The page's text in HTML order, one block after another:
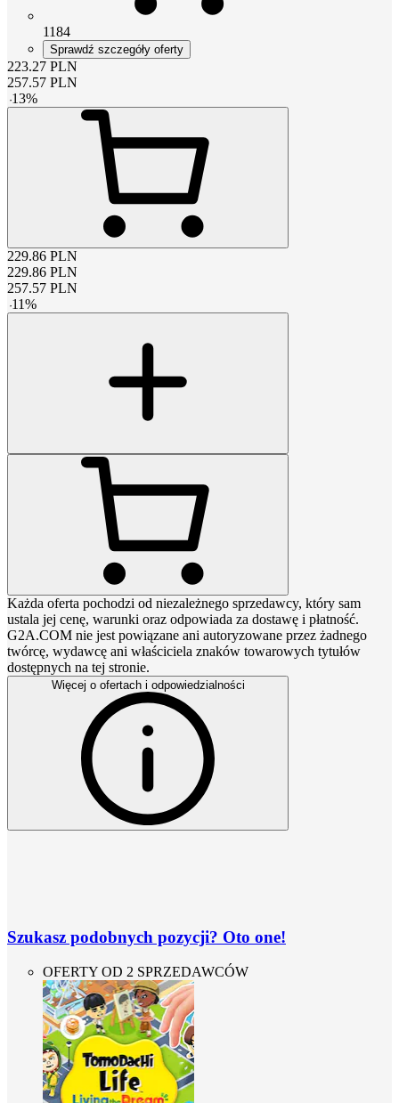
1184
Sprawdź szczegóły oferty
223.27 PLN
257.57 PLN
-13%
229.86 PLN
229.86 PLN
257.57 PLN
-11%
Każda oferta pochodzi od niezależnego sprzedawcy, który sam
ustala jej cenę, warunki oraz odpowiada za dostawę i płatność.
G2A.COM nie jest powiązane ani autoryzowane przez żadnego
twórcę, wydawcę ani właściciela znaków towarowych tytułów
dostępnych na tej stronie.
Więcej o ofertach i odpowiedzialności
Szukasz podobnych pozycji? Oto one!
OFERTY OD 2 SPRZEDAWCÓW